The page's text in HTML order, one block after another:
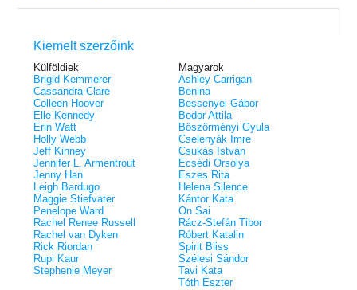
Kiemelt szerzőink
Külföldiek
Brigid Kemmerer
Cassandra Clare
Colleen Hoover
Elle Kennedy
Erin Watt
Holly Webb
Jeff Kinney
Jennifer L. Armentrout
Jenny Han
Leigh Bardugo
Maggie Stiefvater
Penelope Ward
Rachel Renee Russell
Rachel van Dyken
Rick Riordan
Rupi Kaur
Stephenie Meyer
Magyarok
Ashley Carrigan
Benina
Bessenyei Gábor
Bodor Attila
Böszörményi Gyula
Cselenyák Imre
Csukás István
Ecsédi Orsolya
Eszes Rita
Helena Silence
Kántor Kata
On Sai
Rácz-Stefán Tibor
Róbert Katalin
Spirit Bliss
Szélesi Sándor
Tavi Kata
Tóth Eszter